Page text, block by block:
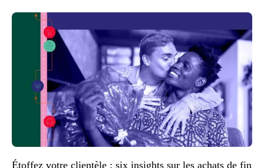
Étoffez votre clientèle : six insights sur les achats de fin